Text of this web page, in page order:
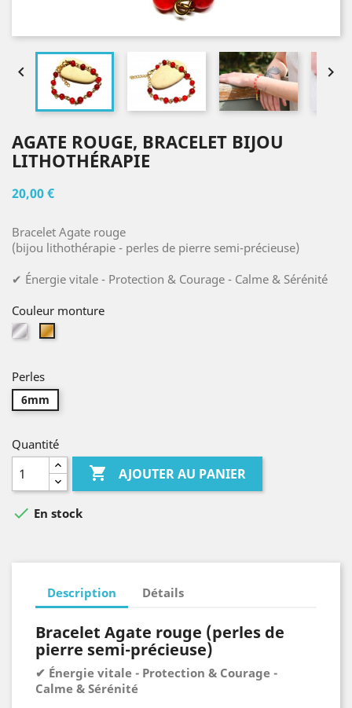
 
AGATE ROUGE, BRACELET BIJOU
LITHOTHÉRAPIE
20,00 €
Bracelet Agate rouge
(bijou lithothérapie - perles de pierre semi-précieuse)
✔ Énergie vitale - Protection & Courage - Calme & Sérénité
Couleur monture
ArgentOr
Perles
6mm
Quantité
 AJOUTER AU PANIER
 En stock
Description Détails
Bracelet Agate rouge (perles de
pierre semi-précieuse)
✔ Énergie vitale - Protection & Courage -
Calme & Sérénité